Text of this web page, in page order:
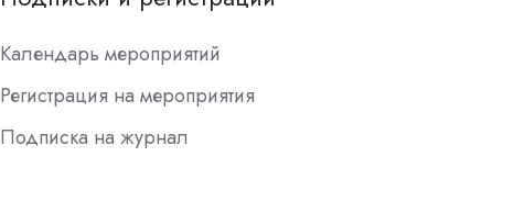
Календарь мероприятий
Регистрация на мероприятия
Подписка на журнал